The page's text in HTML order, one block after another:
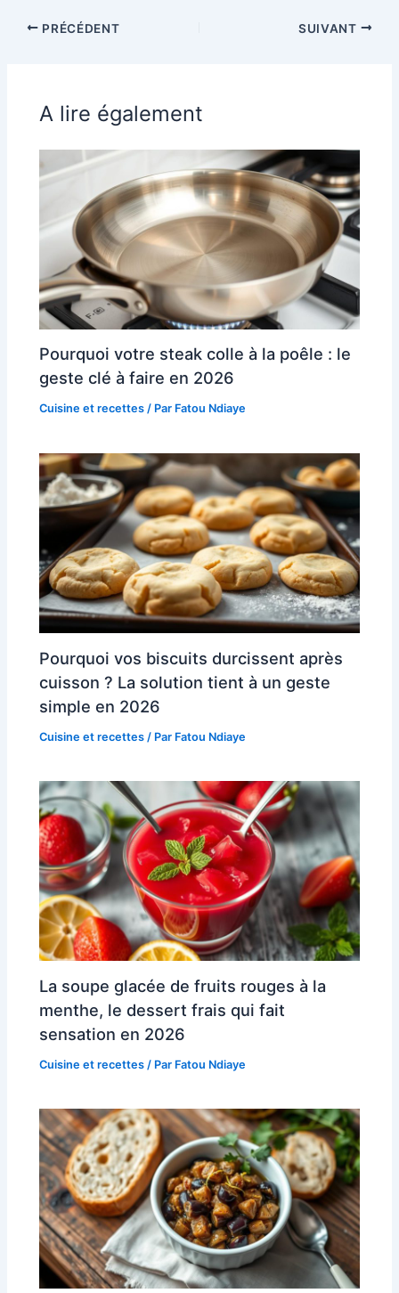
PRÉCÉDENT SUIVANT
A lire également
Pourquoi votre steak colle à la poêle : le
geste clé à faire en 2026
Cuisine et recettes / Par Fatou Ndiaye
Pourquoi vos biscuits durcissent après
cuisson ? La solution tient à un geste
simple en 2026
Cuisine et recettes / Par Fatou Ndiaye
La soupe glacée de fruits rouges à la
menthe, le dessert frais qui fait
sensation en 2026
Cuisine et recettes / Par Fatou Ndiaye